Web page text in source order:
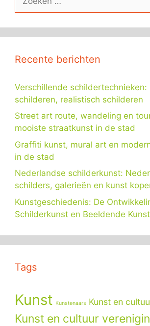
naar:
Recente berichten
Verschillende
schilderen, realistisch schilderen
Street art route, wandeling en
mooiste straatkunst in de stad
Graffiti kunst, mural art en
in de stad
Nederlandse schilderkunst:
schilders, galerieën en kunst
Kunstgeschiedenis: De
Schilderkunst en Beeldende Kunst
Tags
Kunst Kunstenaars Kunst en
Kunst en cultuur